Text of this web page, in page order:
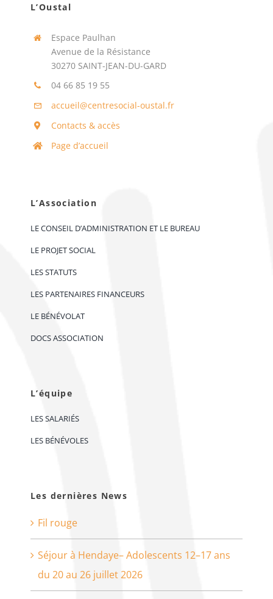
L’Oustal
Espace Paulhan
Avenue de la Résistance
30270 SAINT-JEAN-DU-GARD
04 66 85 19 55
accueil@centresocial-oustal.fr
Contacts & accès
Page d’accueil
L’Association
LE CONSEIL D’ADMINISTRATION ET LE BUREAU
LE PROJET SOCIAL
LES STATUTS
LES PARTENAIRES FINANCEURS
LE BÉNÉVOLAT
DOCS ASSOCIATION
L’équipe
LES SALARIÉS
LES BÉNÉVOLES
Les dernières News
Fil rouge
Séjour à Hendaye– Adolescents 12–17 ans
du 20 au 26 juillet 2026